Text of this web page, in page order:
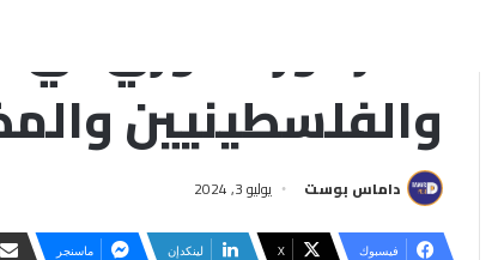
قطر دور محوري
والفلسطينيين
داماس بوست يوليو 3, 2024
فيسبوك ‫X لينكدإن ماسنجر